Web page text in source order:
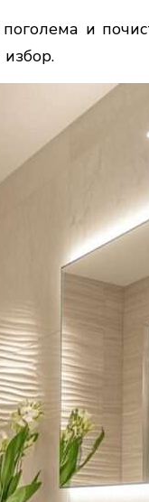
и
избор.